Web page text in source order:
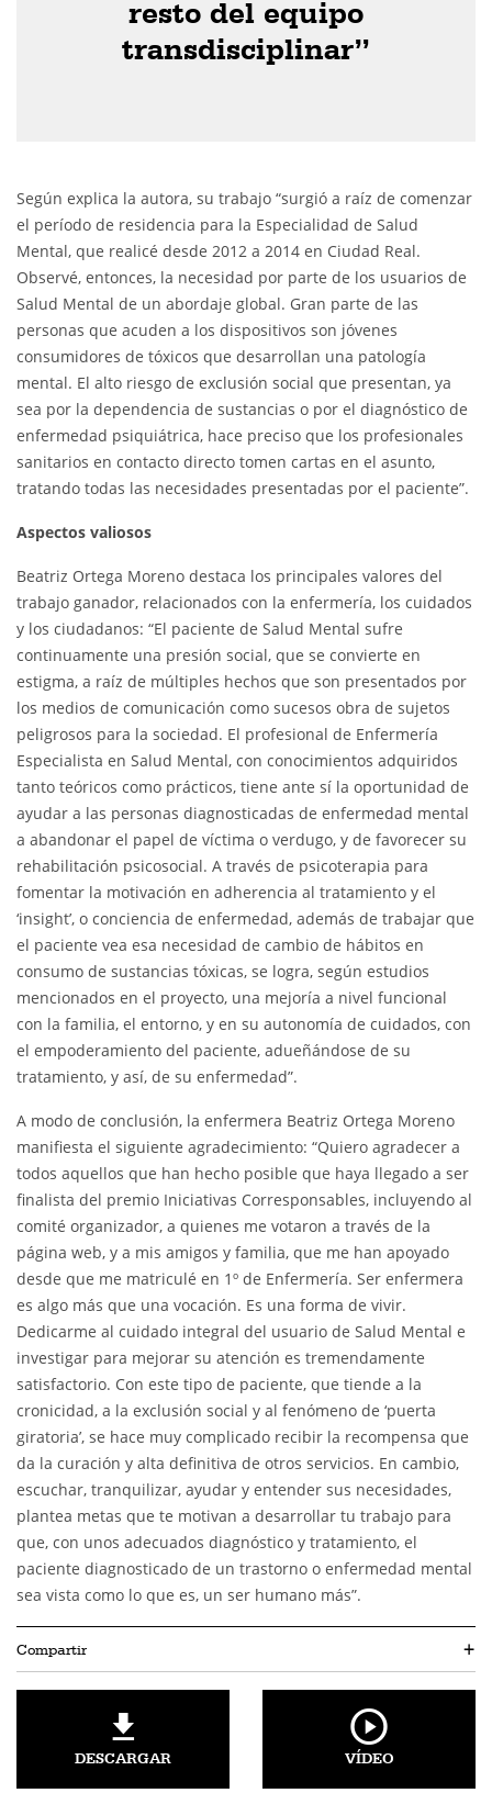
resto del equipo
transdisciplinar”
Según explica la autora, su trabajo “surgió a raíz de comenzar
el período de residencia para la Especialidad de Salud
Mental, que realicé desde 2012 a 2014 en Ciudad Real.
Observé, entonces, la necesidad por parte de los usuarios de
Salud Mental de un abordaje global. Gran parte de las
personas que acuden a los dispositivos son jóvenes
consumidores de tóxicos que desarrollan una patología
mental. El alto riesgo de exclusión social que presentan, ya
sea por la dependencia de sustancias o por el diagnóstico de
enfermedad psiquiátrica, hace preciso que los profesionales
sanitarios en contacto directo tomen cartas en el asunto,
tratando todas las necesidades presentadas por el paciente”.
Aspectos valiosos
Beatriz Ortega Moreno destaca los principales valores del
trabajo ganador, relacionados con la enfermería, los cuidados
y los ciudadanos: “El paciente de Salud Mental sufre
continuamente una presión social, que se convierte en
estigma, a raíz de múltiples hechos que son presentados por
los medios de comunicación como sucesos obra de sujetos
peligrosos para la sociedad. El profesional de Enfermería
Especialista en Salud Mental, con conocimientos adquiridos
tanto teóricos como prácticos, tiene ante sí la oportunidad de
ayudar a las personas diagnosticadas de enfermedad mental
a abandonar el papel de víctima o verdugo, y de favorecer su
rehabilitación psicosocial. A través de psicoterapia para
fomentar la motivación en adherencia al tratamiento y el
‘insight’, o conciencia de enfermedad, además de trabajar que
el paciente vea esa necesidad de cambio de hábitos en
consumo de sustancias tóxicas, se logra, según estudios
mencionados en el proyecto, una mejoría a nivel funcional
con la familia, el entorno, y en su autonomía de cuidados, con
el empoderamiento del paciente, adueñándose de su
tratamiento, y así, de su enfermedad”.
A modo de conclusión, la enfermera Beatriz Ortega Moreno
manifiesta el siguiente agradecimiento: “Quiero agradecer a
todos aquellos que han hecho posible que haya llegado a ser
finalista del premio Iniciativas Corresponsables, incluyendo al
comité organizador, a quienes me votaron a través de la
página web, y a mis amigos y familia, que me han apoyado
desde que me matriculé en 1º de Enfermería. Ser enfermera
es algo más que una vocación. Es una forma de vivir.
Dedicarme al cuidado integral del usuario de Salud Mental e
investigar para mejorar su atención es tremendamente
satisfactorio. Con este tipo de paciente, que tiende a la
cronicidad, a la exclusión social y al fenómeno de ‘puerta
giratoria’, se hace muy complicado recibir la recompensa que
da la curación y alta definitiva de otros servicios. En cambio,
escuchar, tranquilizar, ayudar y entender sus necesidades,
plantea metas que te motivan a desarrollar tu trabajo para
que, con unos adecuados diagnóstico y tratamiento, el
paciente diagnosticado de un trastorno o enfermedad mental
sea vista como lo que es, un ser humano más”.
Compartir +
DESCARGAR VÍDEO